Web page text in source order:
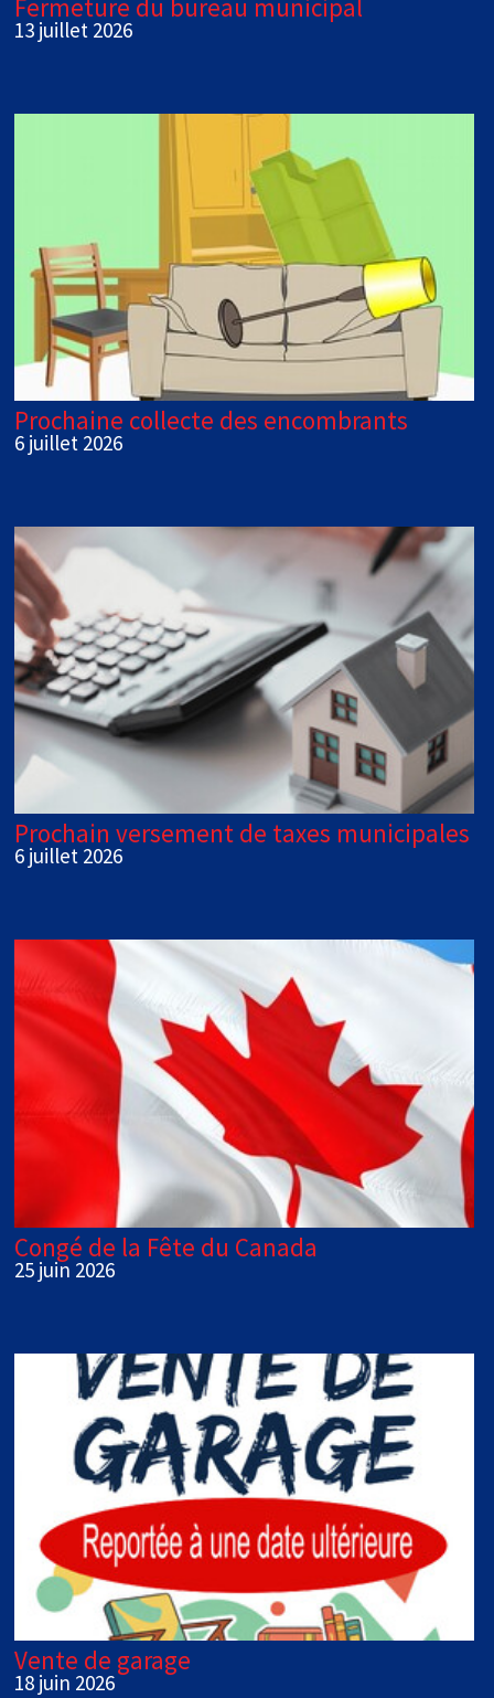
Fermeture du bureau municipal
13 juillet 2026
Prochaine collecte des encombrants
6 juillet 2026
Prochain versement de taxes municipales
6 juillet 2026
Congé de la Fête du Canada
25 juin 2026
Vente de garage
18 juin 2026